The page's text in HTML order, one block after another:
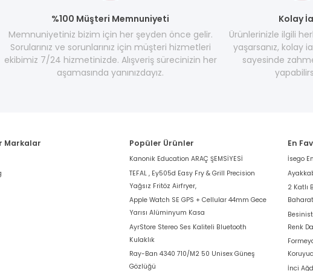
%100 Müşteri Memnuniyeti
Memnuniyetiniz bizim için her şeyden önce gelir.
Sorularınız ve sorunlarınız için müşteri hizmetleri
ekibimiz 7/24 hizmetinizde. Alışveriş sürecinizin her
aşamasında yanınızdayız.
Kolay
Ürünlerinizle ilgili
yaşarsanız, kolay
sayesinde
Markalar Popüler Ürünler
Kanonik Education ARAÇ ŞEMSİYESİ
TEFAL , Ey505d Easy Fry & Grill Precision
Yağsız Fritöz Airfryer,
Apple Watch SE GPS + Cellular 44mm Gece
Yarısı Alüminyum Kasa
AyrStore Stereo Ses Kaliteli Bluetooth
Kulaklık
Ray-Ban 4340 710/M2 50 Unisex Güneş
Gözlüğü
En
İsego
2 Katlı
Renk
İnci